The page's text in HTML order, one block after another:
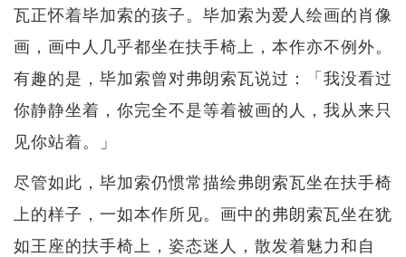
瓦正怀着毕加索的孩子。毕加索为爱人绘画的肖像
画，画中人几乎都坐在扶手椅上，本作亦不例外。
有趣的是，毕加索曾对弗朗索瓦说过：「我没看过
你静静坐着，你完全不是等着被画的人，我从来只
见你站着。」
尽管如此，毕加索仍惯常描绘弗朗索瓦坐在扶手椅
上的样子，一如本作所见。画中的弗朗索瓦坐在犹
如王座的扶手椅上，姿态迷人，散发着魅力和自